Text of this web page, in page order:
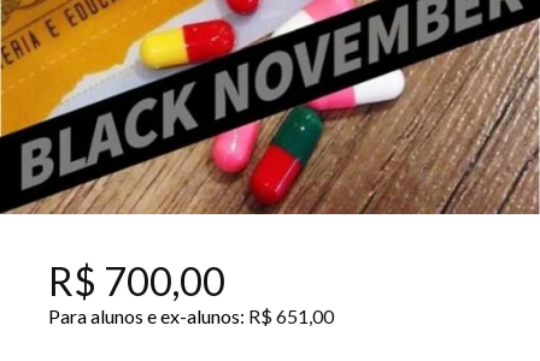
R$ 700,00
Para alunos e ex-alunos: R$651,00